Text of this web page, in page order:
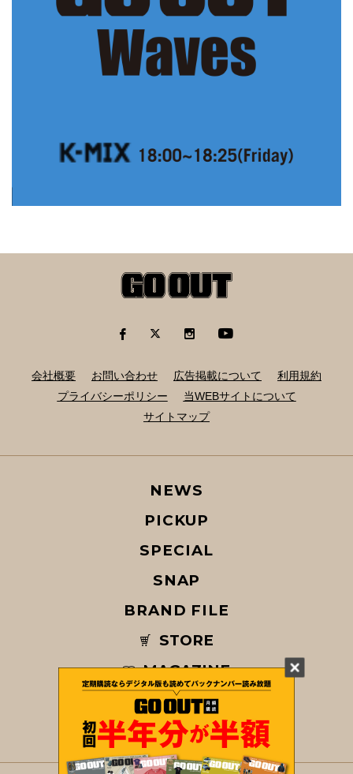
会社概要 お問い合わせ 広告掲載について
利用規約
プライバシーポリシー
当WEBサイトについて
サイトマップ
NEWS
PICKUP
SPECIAL
SNAP
BRAND FILE
STORE
MAGAZINE